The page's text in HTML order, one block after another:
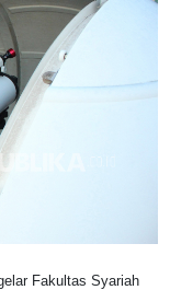
Fakultas Syariah